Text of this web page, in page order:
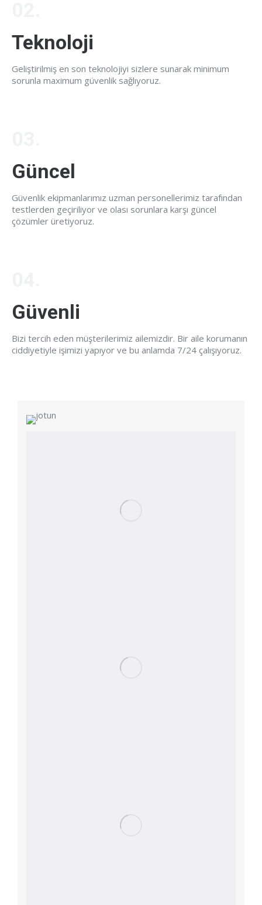
Teknoloji
Geliştirilmiş en son teknolojiyi sizlere sunarak minimum
sorunla maximum güvenlik sağlıyoruz.
Güncel
Güvenlik ekipmanlarımız uzman personellerimiz tarafından
testlerden geçiriliyor ve olası sorunlara karşı güncel
çözümler üretiyoruz.
Güvenli
Bizi tercih eden müşterilerimiz ailemizdir. Bir aile korumanın
ciddiyetiyle işimizi yapıyor ve bu anlamda 7/24 çalışıyoruz.